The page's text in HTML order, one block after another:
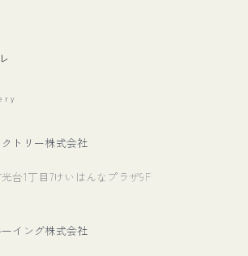
トリー株式会社
台1丁目7けいはんなプラザ9F
イング株式会社